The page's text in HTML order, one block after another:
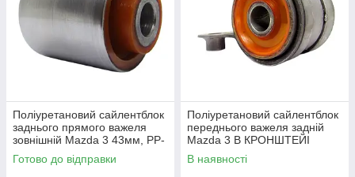
Поліуретановий сайлентблок
заднього прямого важеля
зовнішній Mazda 3 43мм, PP-
0652c
Готово до відправки
Поліуретановий сайлентблок
переднього важеля задній
Mazda 3 В КРОНШТЕЙІ
МЕТАЛІЧНИЙ важіль, PP-
0818aa
В наявності